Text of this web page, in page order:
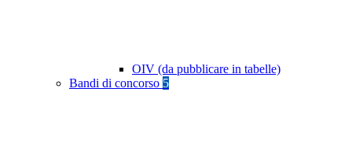
OIV (da pubblicare in tabelle)
Bandi di concorso 5